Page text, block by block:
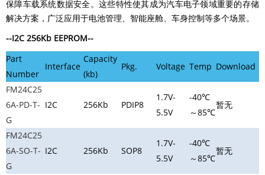
保障车载系统数据安全。这些特性使其成为汽车电子领域重要的存储
解决方案，广泛应用于电池管理、智能座舱、车身控制等多个场景。
--I2C 256Kb EEPROM--
Part
Number
Interface
Capacity
(kb)
Pkg. Voltage Temp Download
FM24C25
6A-PD-T-
G
I2C 256Kb PDIP8
1.7V-
5.5V
-40℃
～85℃
暂无
FM24C25
6A-SO-T-
G
I2C 256Kb SOP8
1.7V-
5.5V
-40℃
～85℃
暂无